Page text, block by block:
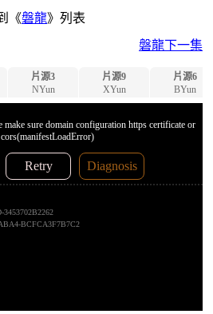
《磐龍》列表
磐龍下一集
片源3
NYun
片源9
XYun
片源6
BYun